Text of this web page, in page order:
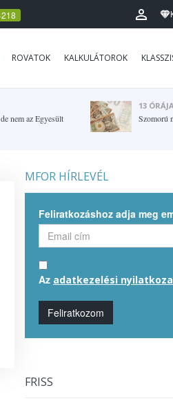
ROVATOK KALKULÁTOROK
nem az Egyesült
13
Szomorú
MFOR HÍRLEVÉL
Feliratkozáshoz adja meg
Az adatkezelési
Feliratkozom
FRISS